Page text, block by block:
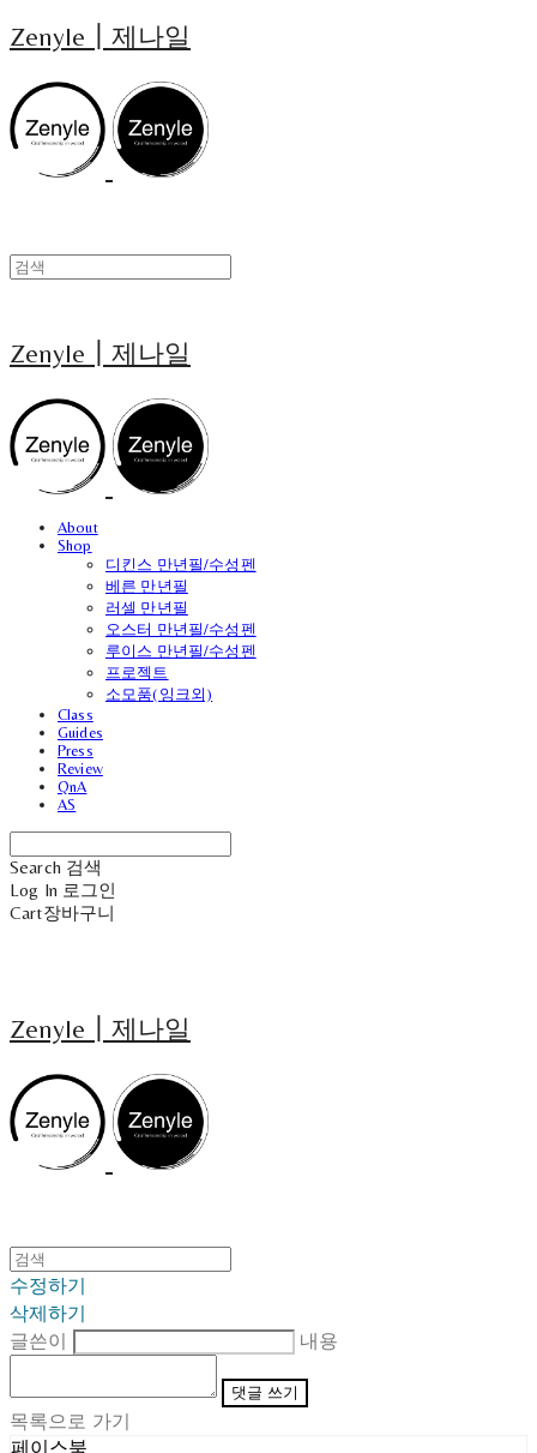
Zenyle┃제나일
Zenyle┃제나일
About
Shop
디킨스 만년필/수성펜
베른 만년필
러셀 만년필
오스터 만년필/수성펜
루이스 만년필/수성펜
프로젝트
소모품(잉크외)
Class
Guides
Press
Review
QnA
AS
Search 검색
Log In 로그인
Cart장바구니
Zenyle┃제나일
수정하기
삭제하기
글쓴이
내용
댓글 쓰기
목록으로 가기
페이스북